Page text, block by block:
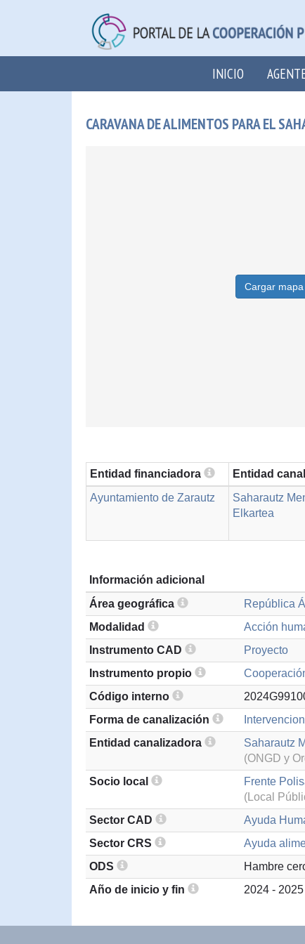
INICIO
CARAVANA DE ALIMENTOS PARA EL
Cargar mapa
Entidad financiadora Entidad
Ayuntamiento de Zarautz
Saharautz
Elkartea
Información adicional
Área geográfica
República
Modalidad
Acción
Instrumento CAD
Proyecto
Instrumento propio
Código interno
Forma de canalización
Entidad canalizadora
Saharautz
(ONGD y
Socio local
Frente
(Local
Sector CAD
Ayuda
Sector CRS
Ayuda
ODS
Hambre
Año de inicio y fin
2024 - 2025